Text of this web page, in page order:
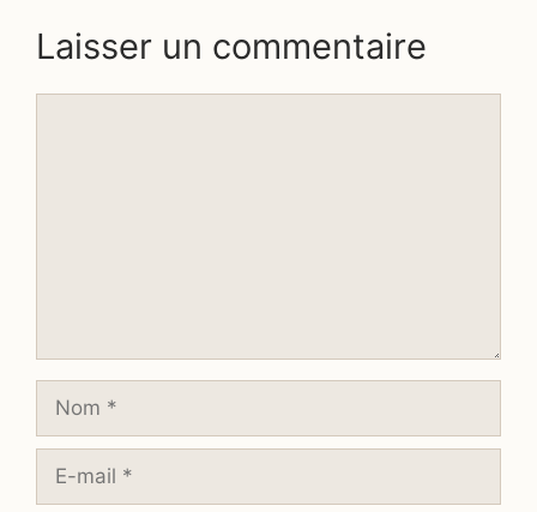
Laisser un commentaire
mail